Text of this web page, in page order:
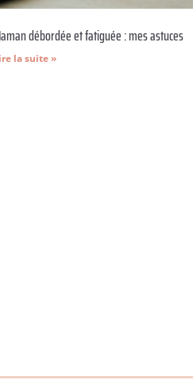
débordée et fatiguée : mes astuces
la suite »